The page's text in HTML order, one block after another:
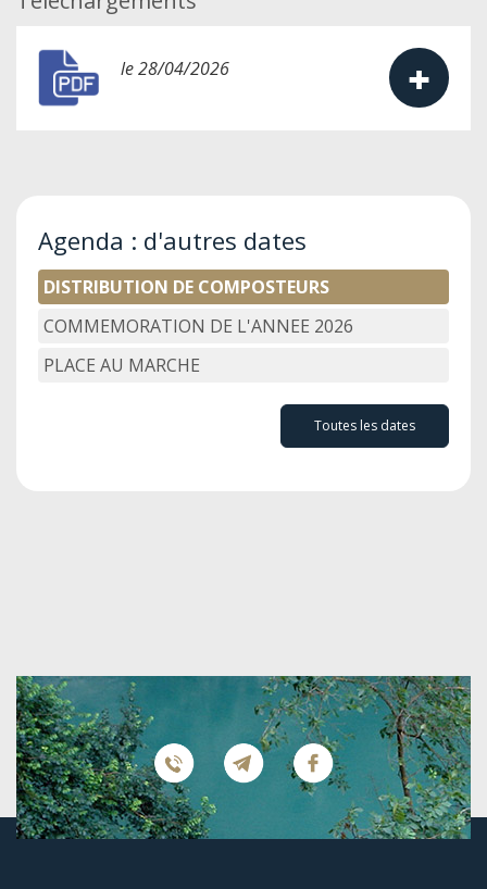
+
le 28/04/2026
Agenda : d'autres dates
DISTRIBUTION DE COMPOSTEURS
COMMEMORATION DE L'ANNEE 2026
PLACE AU MARCHE
Toutes les dates